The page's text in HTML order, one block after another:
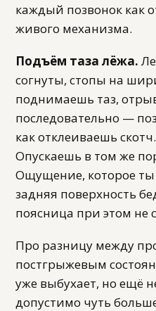
каждый позвонок как
живого механизма.
Подъём таза лёжа.
согнуты, стопы на
поднимаешь таз,
последовательно —
как отклеиваешь
Опускаешь в том же
Ощущение, которое
задняя поверхность
поясница при этом не
Про разницу между
постгрыжевым
уже выбухает, но ещё
допустимо чуть